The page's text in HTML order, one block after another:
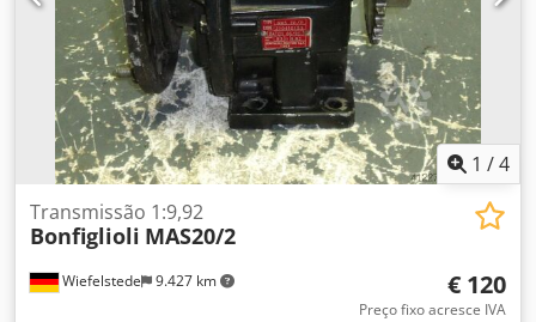
1 /4
Wiefelstede 9.427 km
Transmissão 1:9,92
Bonfiglioli MAS20/2
€ 120
Preço fixo acresce IVA